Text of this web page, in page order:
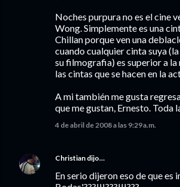
Noches purpura no es el cine
Wong. Simplemente es una
Chillan porque ven una
cuando cualquier cinta suya
su filmografia) es superior a
las cintas que se hacen en la
A mi también me gusta
que me gustan, Ernesto. Toda
4 de abril de 2008 a las 9:29 a.m.
Christian dijo…
En serio dijeron eso de que es